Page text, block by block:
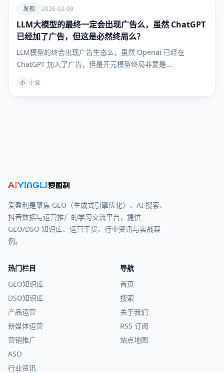
爱
发现
发现 2026-02-09
LLM大模型的最终一定会出现广告么，虽然 ChatGPT
已经加了广告，但这是必然终局么？
LLM模型的终会出现广告生态么，虽然 Openai 已经在
ChatGPT 加入了广告，但是开元模型终局非要是…
小 小查
爱盈利是聚焦 GEO（生成式引擎优化）、AI 搜索、
抖音数据与运营推广的学习交流平台，提供
GEO/DSO 知识库、运营干货、行业资讯与实战案
例。
热门栏目
GEO知识库
DSO知识库
产品运营
新媒体运营
营销推广
ASO
行业资讯
导航
首页
搜索
关于我们
RSS 订阅
站点地图